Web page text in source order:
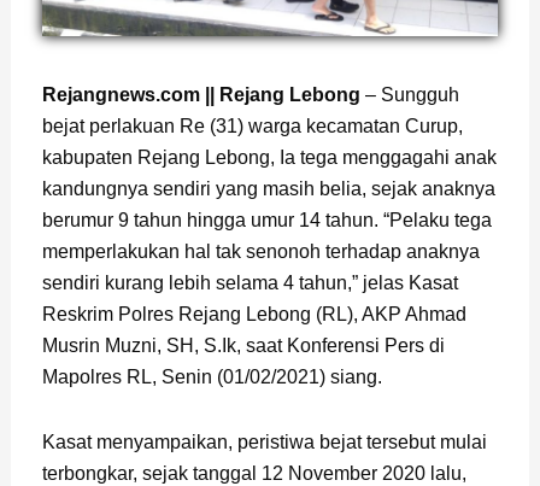
Rejangnews.com || Rejang Lebong – Sungguh
bejat perlakuan Re (31) warga kecamatan Curup,
kabupaten Rejang Lebong, Ia tega menggagahi anak
kandungnya sendiri yang masih belia, sejak anaknya
berumur 9 tahun hingga umur 14 tahun. “Pelaku tega
memperlakukan hal tak senonoh terhadap anaknya
sendiri kurang lebih selama 4 tahun,” jelas Kasat
Reskrim Polres Rejang Lebong (RL), AKP Ahmad
Musrin Muzni, SH, S.Ik, saat Konferensi Pers di
Mapolres RL, Senin (01/02/2021) siang.
Kasat menyampaikan, peristiwa bejat tersebut mulai
terbongkar, sejak tanggal 12 November 2020 lalu,
Page
, Page